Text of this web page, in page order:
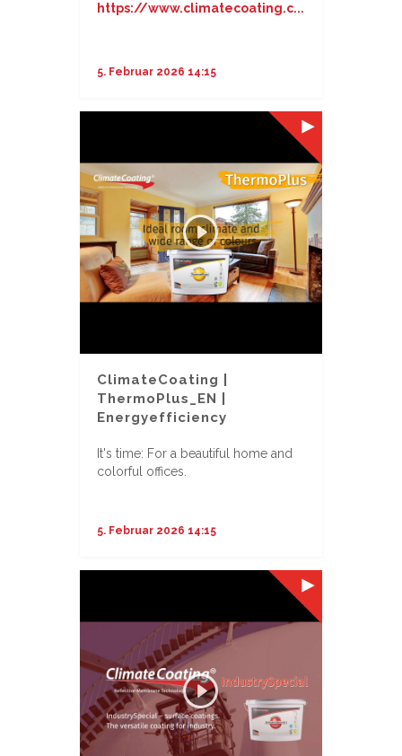
https://www.climatecoating.c...
5. Februar 2026 14:15
ClimateCoating |
ThermoPlus_EN |
Energyefficiency
It's time: For a beautiful home and
colorful offices.
5. Februar 2026 14:15